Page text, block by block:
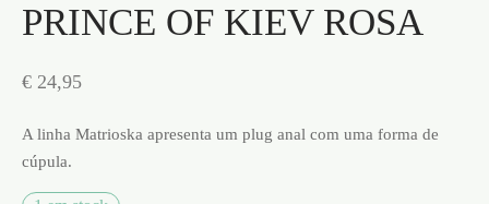
PRINCE OF KIEV ROSA
€ 24,95
A linha Matrioska apresenta um plug anal com uma forma de
cúpula.